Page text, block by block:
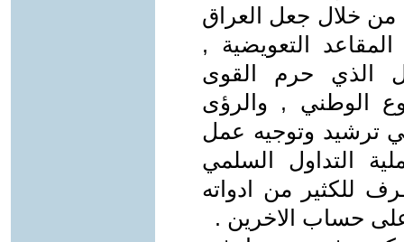
من خلال جعل العراق
التعويضية ,
الذي حرم القوى
الوطني , والرؤى
ترشيد وتوجيه عمل
التداول السلمي
للكثير من ادواته
حساب الاخرين .